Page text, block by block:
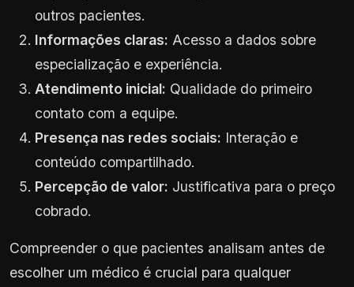
outros pacientes.
Informações claras: Acesso a dados sobre
especialização e experiência.
Atendimento inicial: Qualidade do primeiro
contato com a equipe.
Presença nas redes sociais: Interação e
conteúdo compartilhado.
Percepção de valor: Justificativa para o preço
cobrado.
Compreender o que pacientes analisam antes de
escolher um médico é crucial para qualquer